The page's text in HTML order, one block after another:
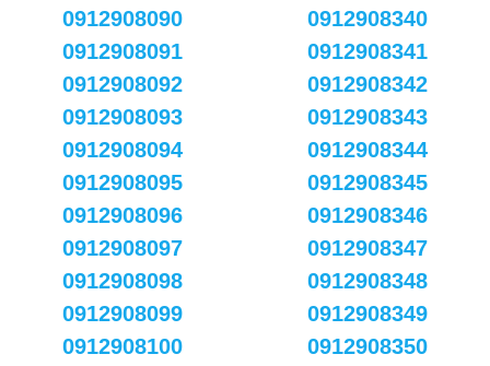
0912908090
0912908091
0912908092
0912908093
0912908094
0912908095
0912908096
0912908097
0912908098
0912908099
0912908100
0912908340
0912908341
0912908342
0912908343
0912908344
0912908345
0912908346
0912908347
0912908348
0912908349
0912908350